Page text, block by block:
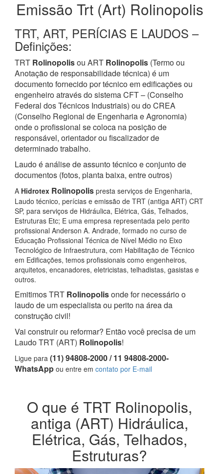
Emissão Trt (Art) Rolinopolis
TRT, ART, PERÍCIAS E LAUDOS –
Definições:
TRT Rolinopolisou ART Rolinopolis (Termo ou
Anotação de responsabilidade técnica) é um
documento fornecido por técnico em edificações ou
engenheiro através do sistema CFT – (Conselho
Federal dos Técnicos Industriais) ou do CREA
(Conselho Regional de Engenharia e Agronomia)
onde o profissional se coloca na posição de
responsável, orientador ou fiscalizador de
determinado trabalho.
Laudo é análise de assunto técnico e conjunto de
documentos (fotos, planta baixa, entre outros)
A Hidrotex Rolinopolis presta serviços de Engenharia,
Laudo técnico, perícias e emissão de TRT (antiga ART) CRT
SP, para serviços de Hidráulica, Elétrica, Gás, Telhados,
Estruturas Etc; E uma empresa representada pelo perito
profissional Anderson A. Andrade, formado no curso de
Educação Profissional Técnica de Nível Médio no Eixo
Tecnológico de Infraestrutura, com Habilitação de Técnico
em Edificações, temos profissionais como engenheiros,
arquitetos, encanadores, eletricistas, telhadistas, gasistas e
outros.
Emitimos TRT Rolinopolisonde for necessário o
laudo de um especialista ou perito na área da
construção civil!
Vai construir ou reformar? Então você precisa de um
Laudo TRT (ART) Rolinopolis!
Ligue para (11) 94808-2000 / 11 94808-2000-
WhatsApp ou entre em contato por E-mail
O que é TRT Rolinopolis,
antiga (ART) Hidráulica,
Elétrica, Gás, Telhados,
Estruturas?